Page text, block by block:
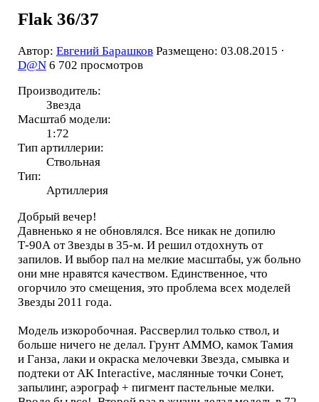
Flak 36/37
Автор: Евгений Барашков Размещено: 03.08.2015 ·
D@N 6 702 просмотров
Производитель:
Звезда
Масштаб модели:
1:72
Тип артиллерии:
Ствольная
Тип:
Артиллерия
Добрый вечер!
Давненько я не обновлялся. Все никак не допилю
Т-90А от Звезды в 35-м. И решил отдохнуть от
запилов. И выбор пал на мелкие масштабы, уж больно
они мне нравятся качеством. Единственное, что
огорчило это смещения, это проблема всех моделей
Звезды 2011 года.
Модель изкоробочная. Рассверлил только ствол, и
больше ничего не делал. Грунт АММО, камок Тамия
и Ганза, лаки и окраска мелочевки Звезда, смывка и
подтеки от AK Interactive, маслянные точки Сонет,
запылинг, аэрограф + пигмент пастельные мелки.